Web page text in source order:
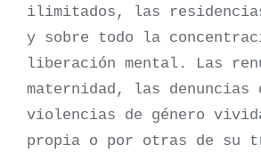
ilimitados, las
y sobre todo la
liberación mental. Las
maternidad, las denuncias
violencias de género
propia o por otras de su